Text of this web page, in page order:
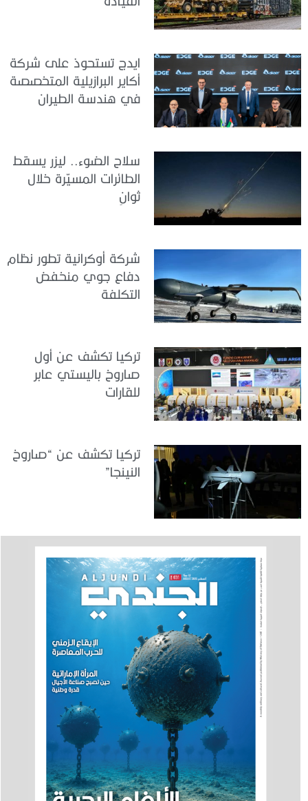
ايدج تستحوذ على شركة
أكاير البرازيلية المتخصصة
في هندسة الطيران
سلاح الضوء.. ليزر يسقط
الطائرات المسيّرة خلال
ثوانٍ
شركة أوكرانية تطور نظام
دفاع جوي منخفض
التكلفة
تركيا تكشف عن أول
صاروخ باليستي عابر
للقارات
تركيا تكشف عن “صاروخ
النينجا”